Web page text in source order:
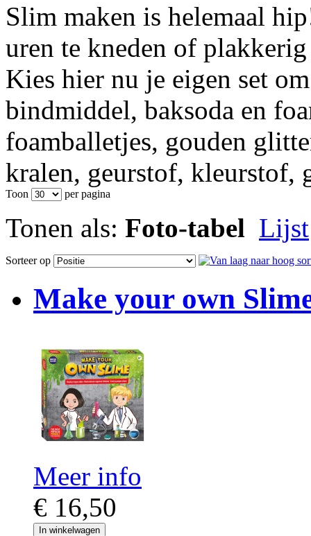
Slim maken is helemaal
uren te kneden of
Kies hier nu je eigen set
bindmiddel, baksoda en
foamballetjes, gouden
kralen, geurstof, kleurstof,
Toon per pagina
Tonen als: Foto-tabel Lijst
Sorteer op
Make your own
Meer info
€ 16,50
In winkelwagen